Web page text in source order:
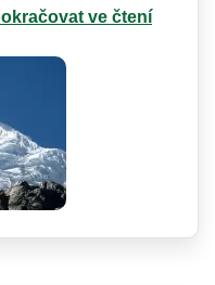
ve čtení